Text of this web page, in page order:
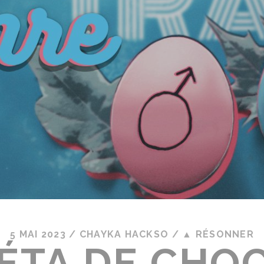
5 MAI 2023 / CHAYKA HACKSO / ▲ RÉSONNER